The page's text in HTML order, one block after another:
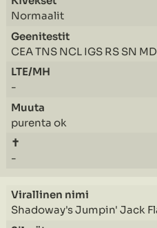
Normaalit
CEA TNS NCL IGS RS SN
-
purenta ok
-
Shadoway's Jumpin' Jack